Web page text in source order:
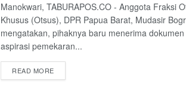
Manokwari, TABURAPOS.CO - Anggota Fraksi
Khusus (Otsus), DPR Papua Barat, Mudasir
mengatakan, pihaknya baru menerima dokumen
aspirasi pemekaran...
READ MORE